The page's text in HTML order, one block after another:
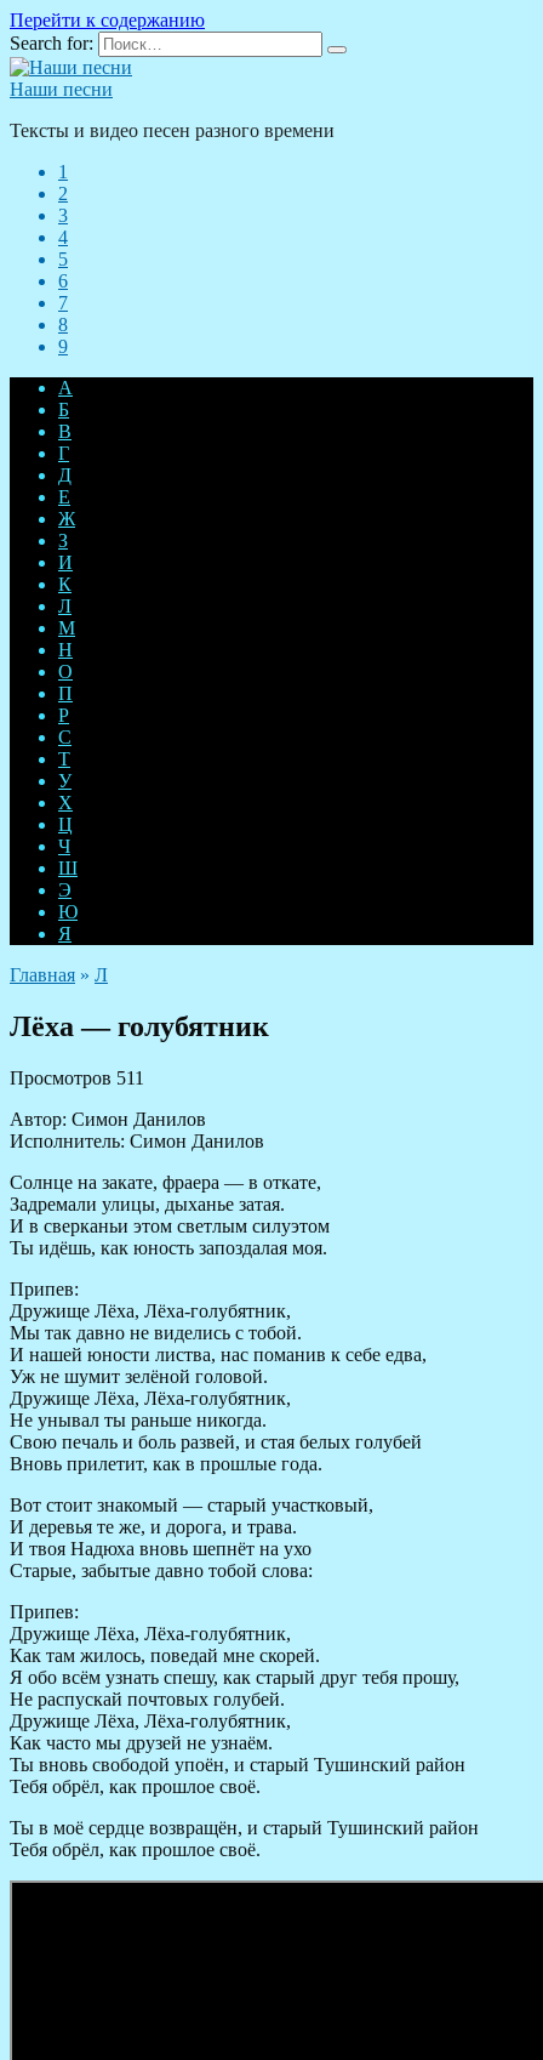
Перейти к содержанию
Search for:
Наши песни
Тексты и видео песен разного времени
1
2
3
4
5
6
7
8
9
А
Б
В
Г
Д
Е
Ж
З
И
К
Л
М
Н
О
П
Р
С
Т
У
Х
Ц
Ч
Ш
Э
Ю
Я
Главная » Л
Лёха — голубятник
Просмотров 511
Автор: Симон Данилов
Исполнитель: Симон Данилов
Солнце на закате, фраера — в откате,
Задремали улицы, дыханье затая.
И в сверканьи этом светлым силуэтом
Ты идёшь, как юность запоздалая моя.
Припев:
Дружище Лёха, Лёха-голубятник,
Мы так давно не виделись с тобой.
И нашей юности листва, нас поманив к себе едва,
Уж не шумит зелёной головой.
Дружище Лёха, Лёха-голубятник,
Не унывал ты раньше никогда.
Свою печаль и боль развей, и стая белых голубей
Вновь прилетит, как в прошлые года.
Вот стоит знакомый — старый участковый,
И деревья те же, и дорога, и трава.
И твоя Надюха вновь шепнёт на ухо
Старые, забытые давно тобой слова:
Припев:
Дружище Лёха, Лёха-голубятник,
Как там жилось, поведай мне скорей.
Я обо всём узнать спешу, как старый друг тебя прошу,
Не распускай почтовых голубей.
Дружище Лёха, Лёха-голубятник,
Как часто мы друзей не узнаём.
Ты вновь свободой упоён, и старый Тушинский район
Тебя обрёл, как прошлое своё.
Ты в моё сердце возвращён, и старый Тушинский район
Тебя обрёл, как прошлое своё.